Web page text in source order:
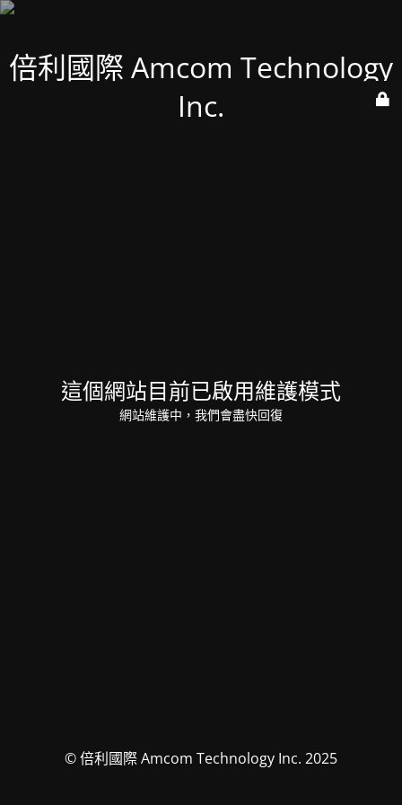
倍利國際 Amcom Technology
Inc.
這個網站目前已啟用維護模式
網站維護中，我們會盡快回復
© 倍利國際 Amcom Technology Inc. 2025